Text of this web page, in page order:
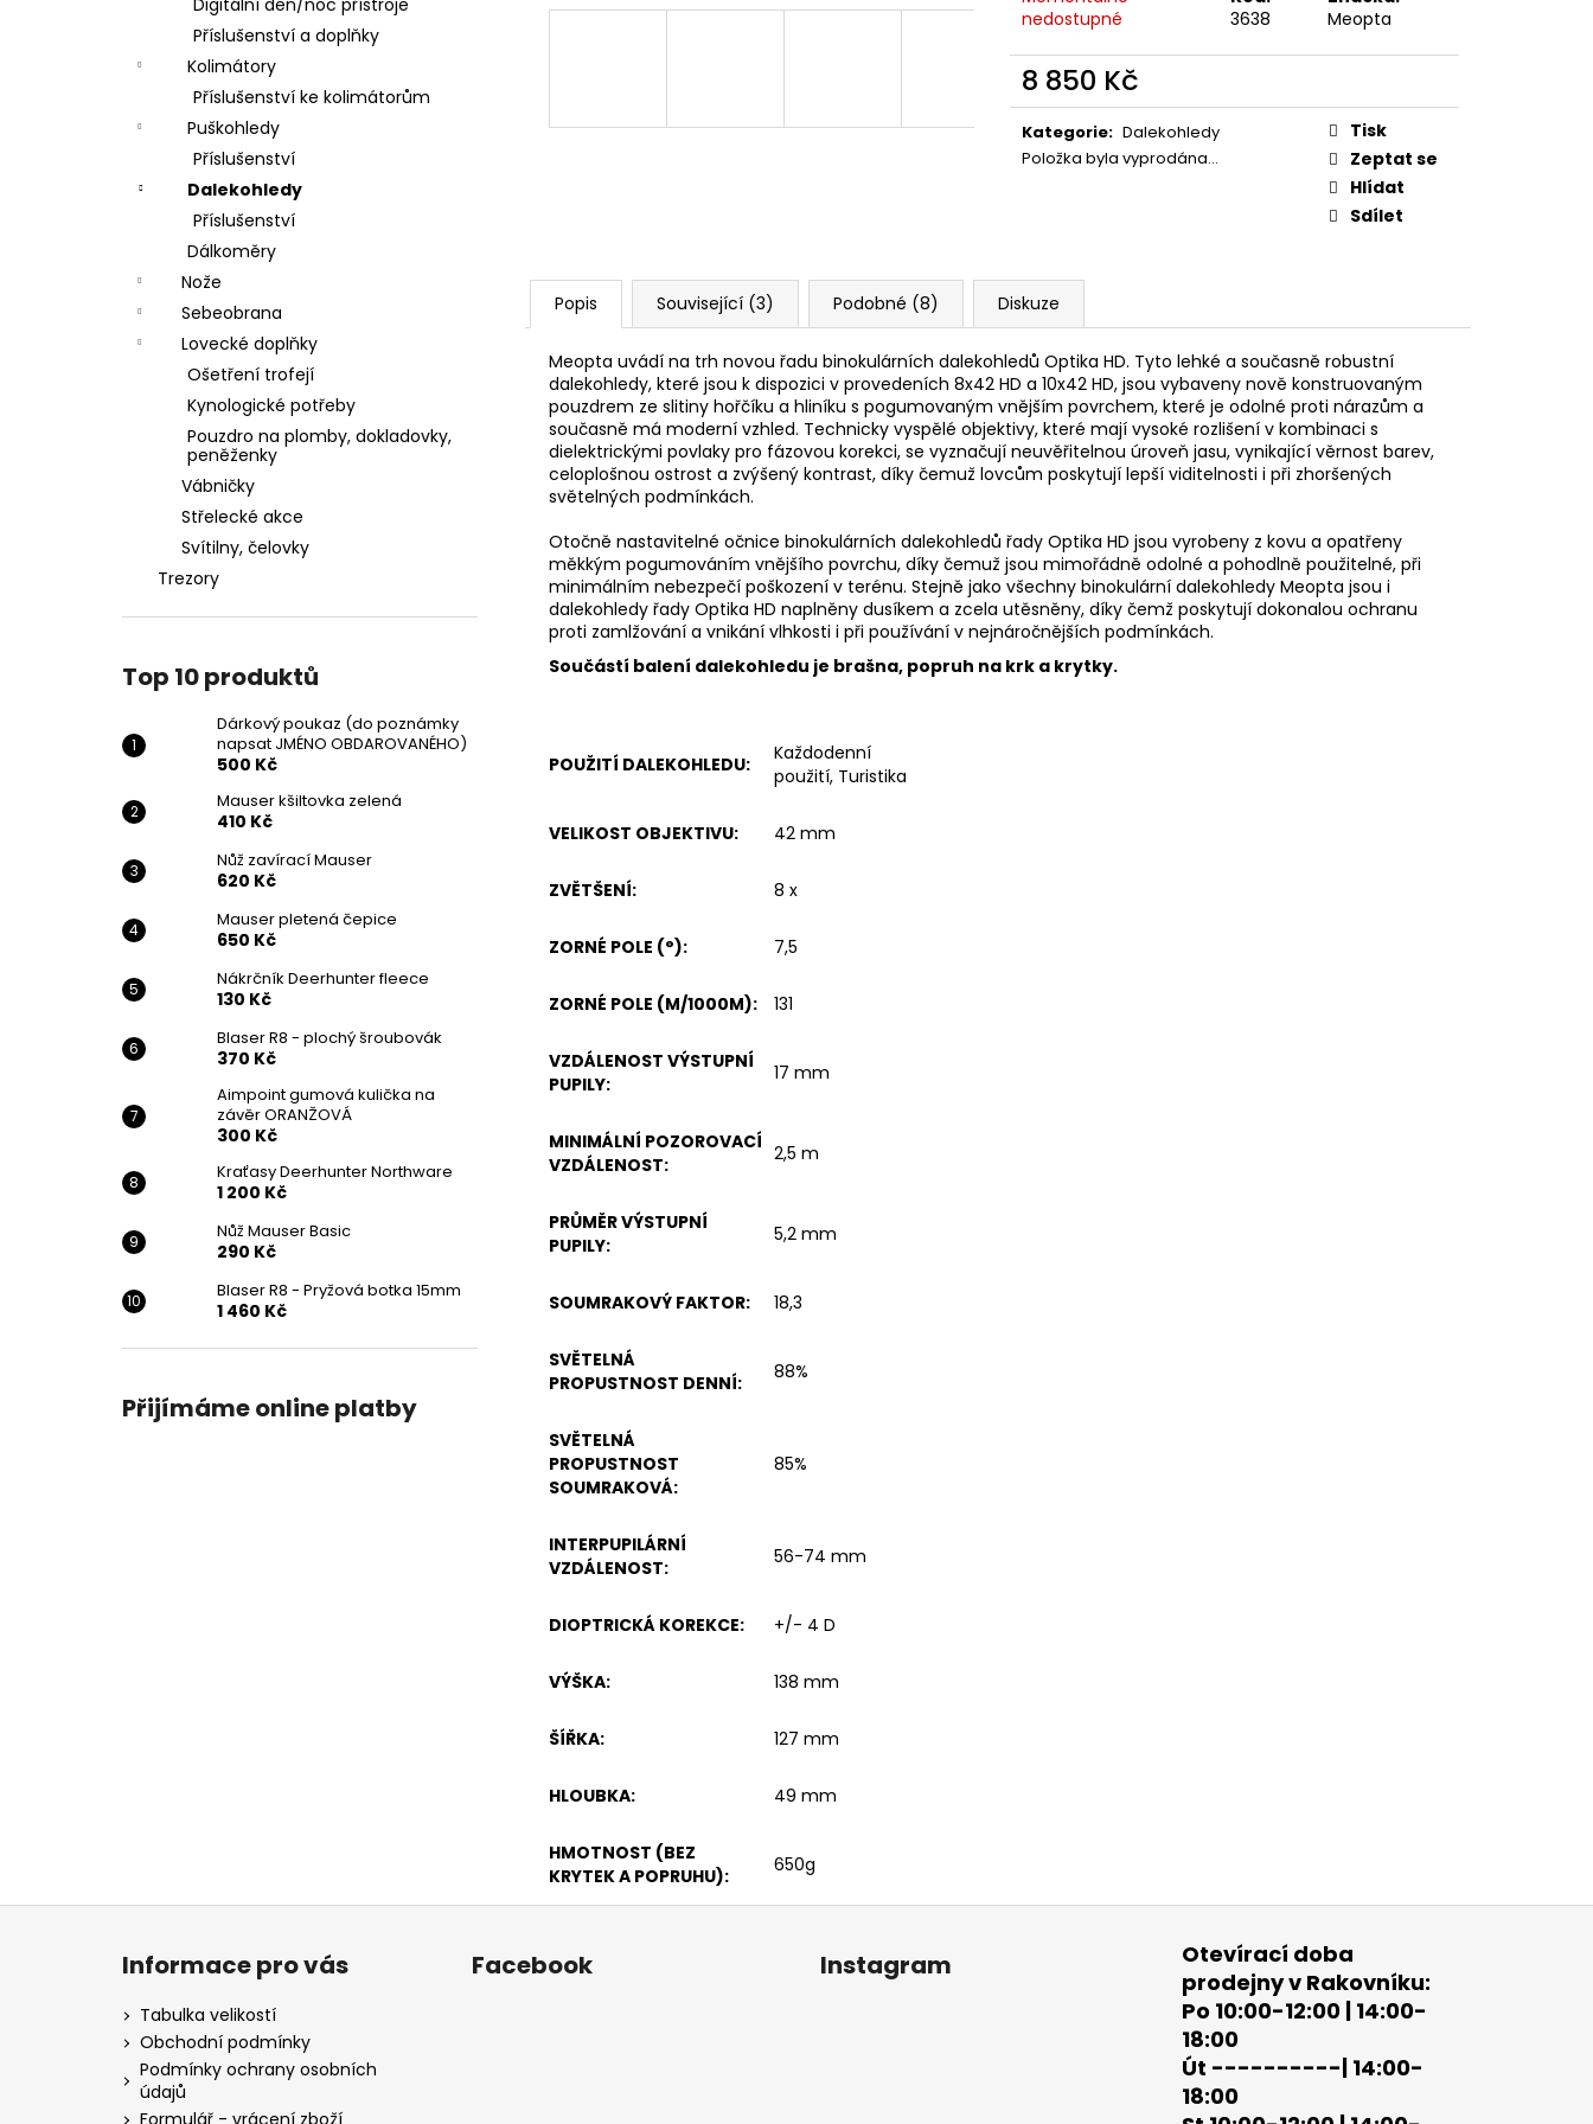
Digitální den/noc přístroje
Příslušenství a doplňky
Kolimátory
Příslušenství ke kolimátorům
Puškohledy
Příslušenství
Dalekohledy
Příslušenství
Dálkoměry
Nože
Sebeobrana
Lovecké doplňky
Ošetření trofejí
Kynologické potřeby
Pouzdro na plomby, dokladovky,
peněženky
Vábničky
Střelecké akce
Svítilny, čelovky
Trezory
Top 10 produktů
Dárkový poukaz (do poznámky
napsat JMÉNO OBDAROVANÉHO)
500 Kč
Mauser kšiltovka zelená
410 Kč
Nůž zavírací Mauser
620 Kč
Mauser pletená čepice
650 Kč
Nákrčník Deerhunter fleece
130 Kč
Blaser R8 - plochý šroubovák
370 Kč
Aimpoint gumová kulička na
závěr ORANŽOVÁ
300 Kč
Kraťasy Deerhunter Northware
1 200 Kč
Nůž Mauser Basic
290 Kč
Blaser R8 - Pryžová botka 15mm
1 460 Kč
Přijímáme online platby
nedostupné
3638
Meopta
8 850 Kč
Měrná
cena:
Kategorie: Dalekohledy
Položka byla vyprodána…
Tisk
Zeptat se
Hlídat
Sdílet
Popis Související (3) Podobné (8) Diskuze
Meopta uvádí na trh novou řadu binokulárních dalekohledů Optika HD. Tyto lehké a současně robustní
dalekohledy, které jsou k dispozici v provedeních 8x42 HD a 10x42 HD, jsou vybaveny nově konstruovaným
pouzdrem ze slitiny hořčíku a hliníku s pogumovaným vnějším povrchem, které je odolné proti nárazům a
současně má moderní vzhled. Technicky vyspělé objektivy, které mají vysoké rozlišení v kombinaci s
dielektrickými povlaky pro fázovou korekci, se vyznačují neuvěřitelnou úroveň jasu, vynikající věrnost barev,
celoplošnou ostrost a zvýšený kontrast, díky čemuž lovcům poskytují lepší viditelnosti i při zhoršených
světelných podmínkách.
Otočně nastavitelné očnice binokulárních dalekohledů řady Optika HD jsou vyrobeny z kovu a opatřeny
měkkým pogumováním vnějšího povrchu, díky čemuž jsou mimořádně odolné a pohodlně použitelné, při
minimálním nebezpečí poškození v terénu. Stejně jako všechny binokulární dalekohledy Meopta jsou i
dalekohledy řady Optika HD naplněny dusíkem a zcela utěsněny, díky čemž poskytují dokonalou ochranu
proti zamlžování a vnikání vlhkosti i při používání v nejnáročnějších podmínkách.
Součástí balení dalekohledu je brašna, popruh na krk a krytky.
POUŽITÍ DALEKOHLEDU:
Každodenní
použití, Turistika
VELIKOST OBJEKTIVU: 42 mm
ZVĚTŠENÍ: 8 x
ZORNÉ POLE (°): 7,5
ZORNÉ POLE (M/1000M): 131
VZDÁLENOST VÝSTUPNÍ
PUPILY: 17 mm
MINIMÁLNÍ POZOROVACÍ
VZDÁLENOST: 2,5 m
PRŮMĚR VÝSTUPNÍ
PUPILY: 5,2 mm
SOUMRAKOVÝ FAKTOR: 18,3
SVĚTELNÁ
PROPUSTNOST DENNÍ: 88%
SVĚTELNÁ
PROPUSTNOST
SOUMRAKOVÁ:
85%
INTERPUPILÁRNÍ
VZDÁLENOST: 56-74 mm
DIOPTRICKÁ KOREKCE: +/- 4 D
VÝŠKA: 138 mm
ŠÍŘKA: 127 mm
HLOUBKA: 49 mm
HMOTNOST (BEZ
KRYTEK A POPRUHU): 650g
DÁRKOVÝ POUKAZ (DO POZNÁMKY
NAPSAT JMÉNO OBDAROVANÉHO)
500 Kč
MAUSER KŠILTOVKA ZELENÁ
NŮŽ ZAVÍRACÍ MAUSER
Informace pro vás
Tabulka velikostí
Obchodní podmínky
Podmínky ochrany osobních
údajů
Facebook Instagram
Otevírací doba
prodejny v Rakovníku:
Po 10:00-12:00 | 14:00-
18:00
Út ----------| 14:00-
18:00